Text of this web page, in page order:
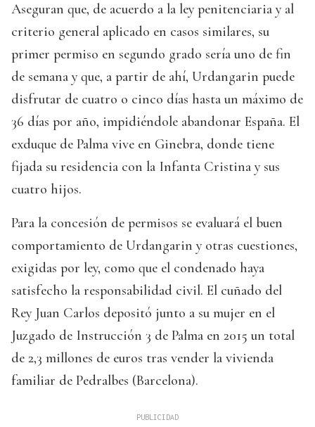
Aseguran que, de acuerdo a la ley penitenciaria y al
criterio general aplicado en casos similares, su
primer permiso en segundo grado sería uno de fin
de semana y que, a partir de ahí, Urdangarin puede
disfrutar de cuatro o cinco días hasta un máximo de
36 días por año, impidiéndole abandonar España. El
exduque de Palma vive en Ginebra, donde tiene
fijada su residencia con la Infanta Cristina y sus
cuatro hijos.
Para la concesión de permisos se evaluará el buen
comportamiento de Urdangarin y otras cuestiones,
exigidas por ley, como que el condenado haya
satisfecho la responsabilidad civil. El cuñado del
Rey Juan Carlos depositó junto a su mujer en el
Juzgado de Instrucción 3 de Palma en 2015 un total
de 2,3 millones de euros tras vender la vivienda
familiar de Pedralbes (Barcelona).